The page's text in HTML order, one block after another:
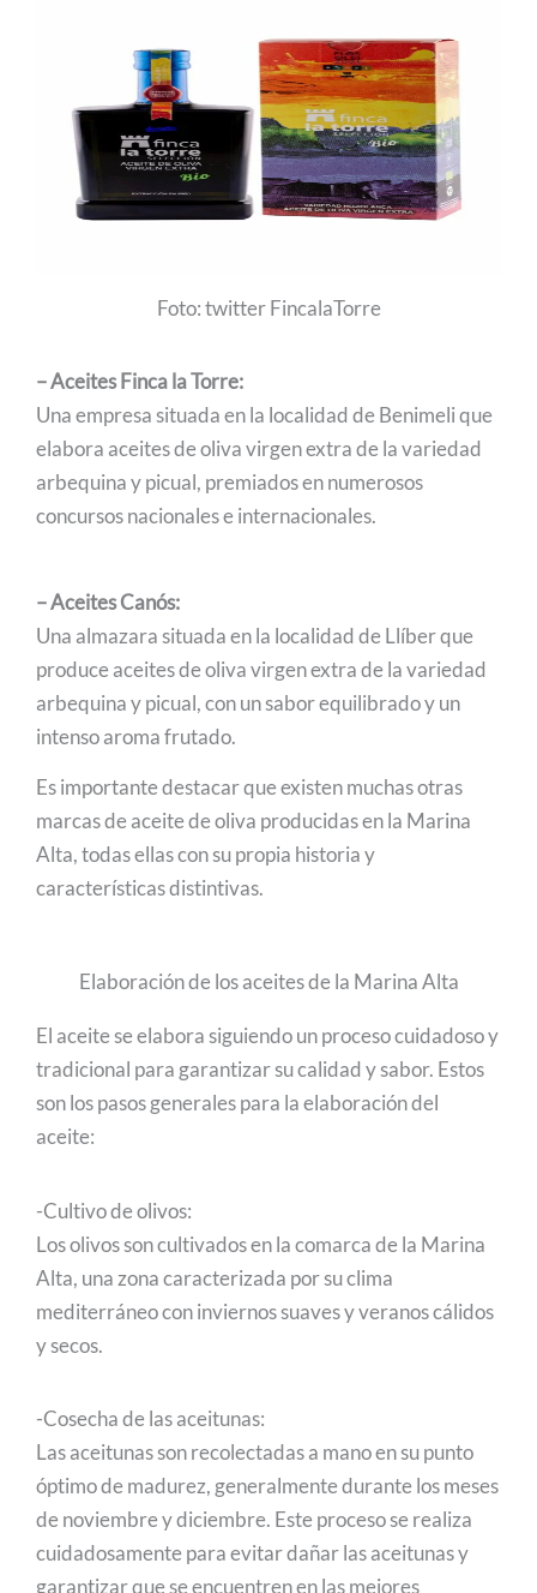
Foto: twitter FincalaTorre
– Aceites Finca la Torre:
Una empresa situada en la localidad de Benimeli que
elabora aceites de oliva virgen extra de la variedad
arbequina y picual, premiados en numerosos
concursos nacionales e internacionales.
– Aceites Canós:
Una almazara situada en la localidad de Llíber que
produce aceites de oliva virgen extra de la variedad
arbequina y picual, con un sabor equilibrado y un
intenso aroma frutado.
Es importante destacar que existen muchas otras
marcas de aceite de oliva producidas en la Marina
Alta, todas ellas con su propia historia y
características distintivas.
Elaboración de los aceites de la Marina Alta​
El aceite se elabora siguiendo un proceso cuidadoso y
tradicional para garantizar su calidad y sabor. Estos
son los pasos generales para la elaboración del
aceite:
-Cultivo de olivos:
Los olivos son cultivados en la comarca de la Marina
Alta, una zona caracterizada por su clima
mediterráneo con inviernos suaves y veranos cálidos
y secos.
-Cosecha de las aceitunas:
Las aceitunas son recolectadas a mano en su punto
óptimo de madurez, generalmente durante los meses
de noviembre y diciembre. Este proceso se realiza
cuidadosamente para evitar dañar las aceitunas y
garantizar que se encuentren en las mejores